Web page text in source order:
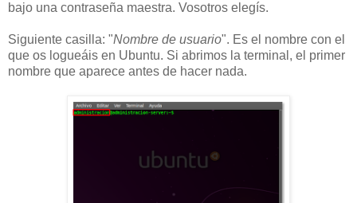
bajo una contraseña maestra. Vosotros elegís.
Siguiente casilla: "Nombre de usuario". Es el nombre con el
que os logueáis en Ubuntu. Si abrimos la terminal, el primer
nombre que aparece antes de hacer nada.